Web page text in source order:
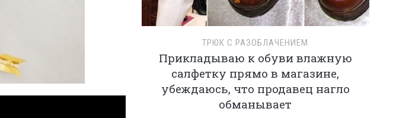
ТРЮК С РАЗОБЛАЧЕНИЕМ
Прикладываю к обуви влажную
салфетку прямо в магазине,
убеждаюсь, что продавец нагло
обманывает